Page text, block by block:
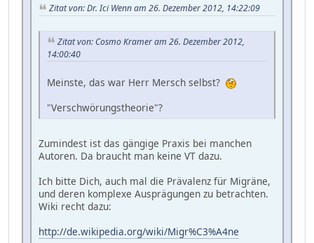
Zitat von: Dr. Ici Wenn am 26. Dezember 2012, 14:22:09
Zitat von: Cosmo Kramer am 26. Dezember 2012,
14:00:40
Meinste, das war Herr Mersch selbst?
"Verschwörungstheorie"?
Zumindest ist das gängige Praxis bei manchen
Autoren. Da braucht man keine VT dazu.
Ich bitte Dich, auch mal die Prävalenz für Migräne,
und deren komplexe Ausprägungen zu betrachten.
Wiki recht dazu:
http://de.wikipedia.org/wiki/Migr%C3%A4ne